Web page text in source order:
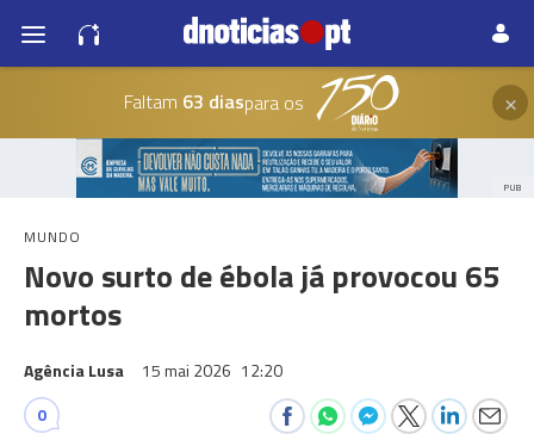
Faltam 63 diaspara os ×
PUB
MUNDO
Novo surto de ébola já provocou 65
mortos
Agência Lusa 15 mai 2026 12:20
0